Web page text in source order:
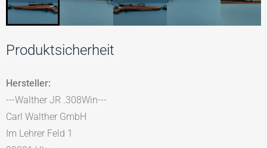
Produktsicherheit
Hersteller:
---Walther JR .308Win---
Carl Walther GmbH
Im Lehrer Feld 1